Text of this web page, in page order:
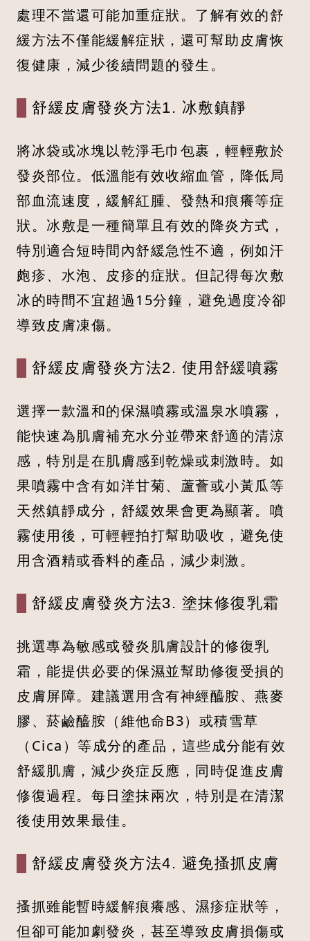
處理不當還可能加重症狀。了解有效的舒
緩方法不僅能緩解症狀，還可幫助皮膚恢
復健康，減少後續問題的發生。
舒緩皮膚發炎方法1. 冰敷鎮靜
將冰袋或冰塊以乾淨毛巾包裹，輕輕敷於
發炎部位。低溫能有效收縮血管，降低局
部血流速度，緩解紅腫、發熱和痕癢等症
狀。冰敷是一種簡單且有效的降炎方式，
特別適合短時間內舒緩急性不適，例如汗
皰疹、水泡、皮疹的症狀。但記得每次敷
冰的時間不宜超過15分鐘，避免過度冷卻
導致皮膚凍傷。
舒緩皮膚發炎方法2. 使用舒緩噴霧
選擇一款溫和的保濕噴霧或溫泉水噴霧，
能快速為肌膚補充水分並帶來舒適的清涼
感，特別是在肌膚感到乾燥或刺激時。如
果噴霧中含有如洋甘菊、蘆薈或小黃瓜等
天然鎮靜成分，舒緩效果會更為顯著。噴
霧使用後，可輕輕拍打幫助吸收，避免使
用含酒精或香料的產品，減少刺激。
舒緩皮膚發炎方法3. 塗抹修復乳霜
挑選專為敏感或發炎肌膚設計的修復乳
霜，能提供必要的保濕並幫助修復受損的
皮膚屏障。建議選用含有神經醯胺、燕麥
膠、菸鹼醯胺（維他命B3）或積雪草
（Cica）等成分的產品，這些成分能有效
舒緩肌膚，減少炎症反應，同時促進皮膚
修復過程。每日塗抹兩次，特別是在清潔
後使用效果最佳。
舒緩皮膚發炎方法4. 避免搔抓皮膚
搔抓雖能暫時緩解痕癢感、濕疹症狀等，
但卻可能加劇發炎，甚至導致皮膚損傷或